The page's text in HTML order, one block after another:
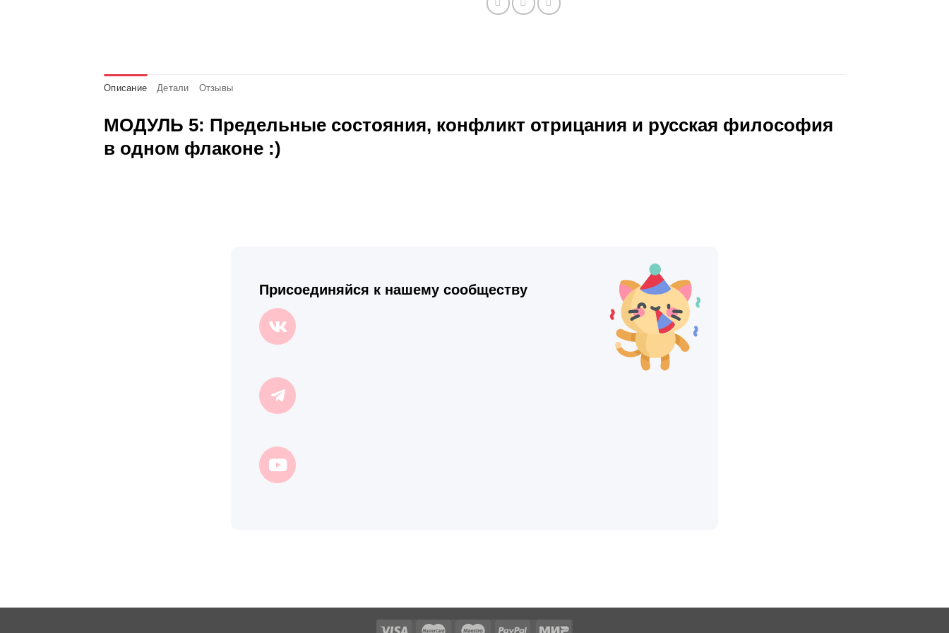
Описание Детали Отзывы
МОДУЛЬ 5: Предельные состояния, конфликт отрицания и русская философия
в одном флаконе :)
Присоединяйся к нашему сообществу